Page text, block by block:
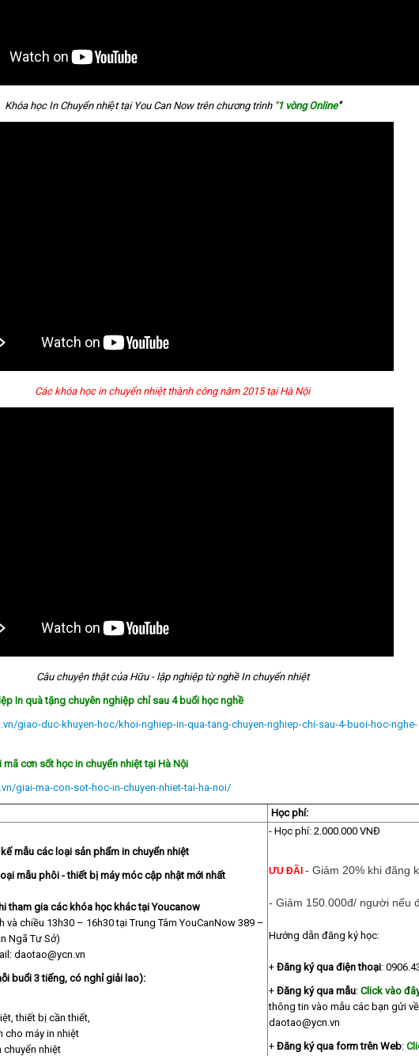
Khóa học In Chuyển nhiệt tại You Can Now trên chương trình "1 vòng Online"
Các khóa học in chuyển nhiệt thành công năm 2015 tại Hà Nội
Câu chuyện thật của Hữu - lập nghiệp từ nghề In chuyển nhiệt
In quà tặng chuyên nghiệp chỉ sau 4 buổi học nghề
giao-duc-khuyen-hoc/khoi-nghiep-in-qua-tang-chuyen-nghiep-chi-sau-4-buoi-hoc-nghe-
mã cơn sốt học in chuyển nhiệt tại Hà Nội
giai-ma-con-sot-hoc-in-chuyen-nhiet-tai-ha-noi/
Học phí:
mẫu các loại sản phẩm in chuyển nhiệt
mẫu phôi - thiết bị máy móc cập nhật mới nhất
tham gia các khóa học khác tại Youcanow
và chiều 13h30 – 16h30 tại Trung Tâm YouCanNow 389 –
Ngã Tư Sở)
daotao@ycn.vn
buổi 3 tiếng, có nghỉ giải lao):
thiết bị cần thiết,
cho máy in nhiệt
chuyển nhiệt
- Học phí: 2.000.000 VNĐ
ƯU ĐÃI - Giảm 20% khi đăng
- Giảm 150.000đ/ người nếu
Hướng dẫn đăng ký học:
+ Đăng ký qua điện thoại:
+ Đăng ký qua mẫu: Click vào
thông tin vào mẫu các bạn gửi
daotao@ycn.vn
+ Đăng ký qua form trên Web: